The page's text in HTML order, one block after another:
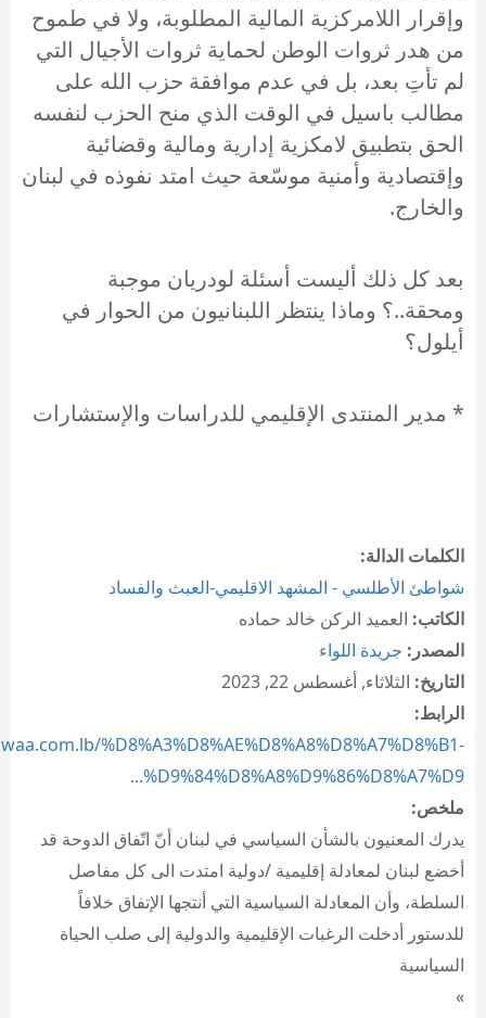
وإقرار اللامركزية المالية المطلوبة، ولا في طموح
من هدر ثروات الوطن لحماية ثروات الأجيال التي
لم تأتِ بعد، بل في عدم موافقة حزب الله على
مطالب باسيل في الوقت الذي منح الحزب لنفسه
الحق بتطبيق لامكزية إدارية ومالية وقضائية
وإقتصادية وأمنية موسّعة حيث امتد نفوذه في لبنان
والخارج.
بعد كل ذلك أليست أسئلة لودريان موجبة
ومحقة..؟ وماذا ينتظر اللبنانيون من الحوار في
أيلول؟
* مدير المنتدى الإقليمي للدراسات والإستشارات
الكلمات الدالة:
شواطئ الأطلسي - المشهد الاقليمي-العبث والفساد
الكاتب: العميد الركن خالد حماده
المصدر: جريدة اللواء
التاريخ: الثلاثاء, أغسطس 22, 2023
الرابط:
%D8%A3%D8%AE%D8%A8%D8%A7%D8%B1-
%D9%84%D8%A8%D9%86%D8%A7%D9...
ملخص:
يدرك المعنيون بالشأن السياسي في لبنان أنّ اتّفاق الدوحة قد
أخضع لبنان لمعادلة إقليمية /دولية امتدت الى كل مفاصل
السلطة، وأن المعادلة السياسية التي أنتجها الإتفاق خلافاً
للدستور أدخلت الرغبات الإقليمية والدولية إلى صلب الحياة
السياسية
»